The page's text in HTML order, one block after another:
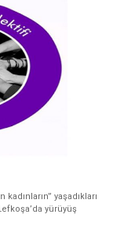
yaşadıkları
yürüyüş